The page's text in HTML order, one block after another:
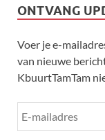
ONTVANG
Voer je e-
van nieuwe
KbuurtTamTam